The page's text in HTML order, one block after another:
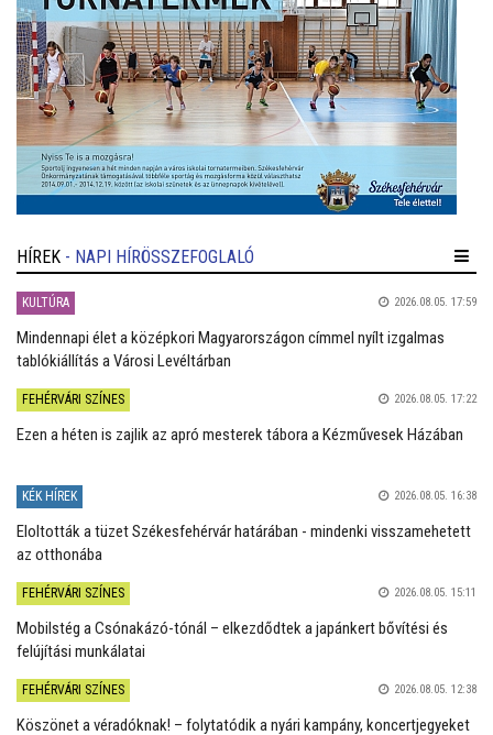
HÍREK - NAPI HÍRÖSSZEFOGLALÓ
KULTÚRA 2026.08.05. 17:59
Mindennapi élet a középkori Magyarországon címmel nyílt izgalmas
tablókiállítás a Városi Levéltárban
FEHÉRVÁRI SZÍNES 2026.08.05. 17:22
Ezen a héten is zajlik az apró mesterek tábora a Kézművesek Házában
KÉK HÍREK 2026.08.05. 16:38
Eloltották a tüzet Székesfehérvár határában - mindenki visszamehetett
az otthonába
FEHÉRVÁRI SZÍNES 2026.08.05. 15:11
Mobilstég a Csónakázó-tónál – elkezdődtek a japánkert bővítési és
felújítási munkálatai
FEHÉRVÁRI SZÍNES 2026.08.05. 12:38
Köszönet a véradóknak! – folytatódik a nyári kampány, koncertjegyeket